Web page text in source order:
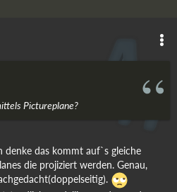
Pictureplane?
denke das kommt auf`s gleiche
die projiziert werden. Genau,